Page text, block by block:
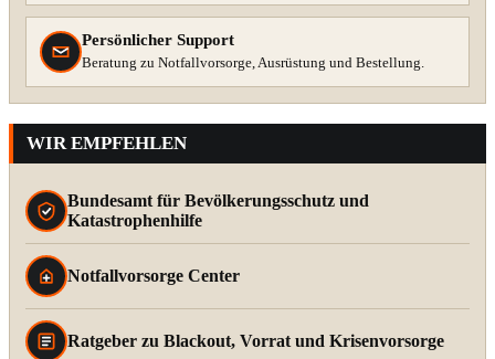
Persönlicher Support
Beratung zu Notfallvorsorge, Ausrüstung und Bestellung.
WIR EMPFEHLEN
Bundesamt für Bevölkerungsschutz und
Katastrophenhilfe
Notfallvorsorge Center
Ratgeber zu Blackout, Vorrat und Krisenvorsorge